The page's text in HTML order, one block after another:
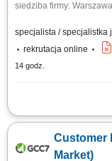
siedziba firmy: Warszawa
specjalista / specjalistka
rekrutacja online
14 godz.
zapewnianie
użytkowników;
rozwiązywaniu
Customer
Market)